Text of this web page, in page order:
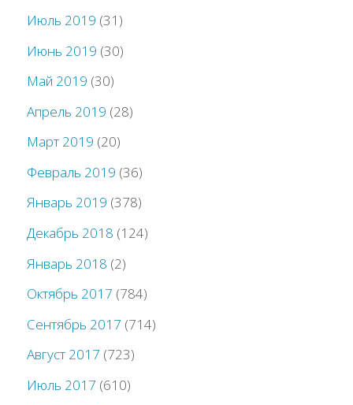
Июль 2019 (31)
Июнь 2019 (30)
Май 2019 (30)
Апрель 2019 (28)
Март 2019 (20)
Февраль 2019 (36)
Январь 2019 (378)
Декабрь 2018 (124)
Январь 2018 (2)
Октябрь 2017 (784)
Сентябрь 2017 (714)
Август 2017 (723)
Июль 2017 (610)